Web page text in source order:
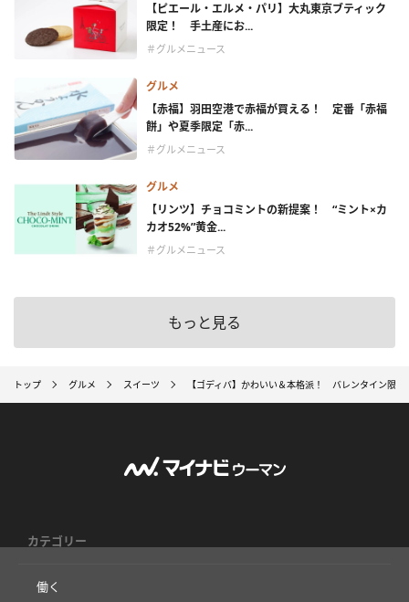
【ピエール・エルメ・パリ】大丸東京ブティック
限定！ 手土産にお...
＃グルメニュース
グルメ
【赤福】羽田空港で赤福が買える！ 定番「赤福
餅」や夏季限定「赤...
＃グルメニュース
グルメ
【リンツ】チョコミントの新提案！ “ミント×カ
カオ52%”黄金...
＃グルメニュース
もっと見る
トップ グルメ スイーツ 【ゴディバ】かわいい＆本格派！ バレンタイン限定
カテゴリー
働く